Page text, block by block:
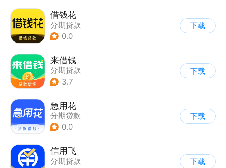
借钱花
分期贷款
0.0
下载
来借钱
分期贷款
3.7
下载
急用花
分期贷款
0.0
下载
信用飞
分期贷款
下载